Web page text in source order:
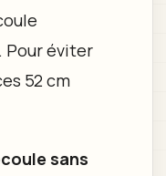
Pour éviter
52 cm
sans